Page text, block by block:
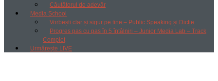
Căutătorul de adevăr
Media School
Vorbești clar și sigur pe tine – Public Speaking și Dicție
Progres pas cu pas în 5 întâlniri – Junior Media Lab – Track
Complet
Urmărește LIVE